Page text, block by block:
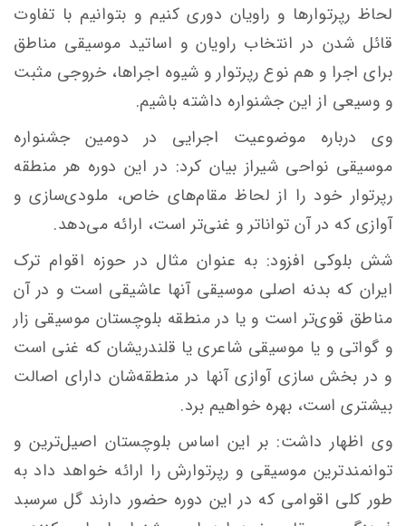
لحاظ رپرتوارها و راویان دوری کنیم و بتوانیم با تفاوت
قائل شدن در انتخاب راویان و اساتید موسیقی مناطق
برای اجرا و هم نوع رپرتوار و شیوه اجراها، خروجی مثبت
و وسیعی از این جشنواره داشته باشیم.
وی درباره موضوعیت اجرایی در دومین جشنواره
موسیقی نواحی شیراز بیان کرد: در این دوره هر منطقه
رپرتوار خود را از لحاظ مقام‌های خاص، ملودی‌سازی و
آوازی که در آن تواناتر و غنی‌تر است، ارائه می‌دهد.
شش بلوکی افزود: به عنوان مثال در حوزه اقوام ترک
ایران که بدنه اصلی موسیقی آنها عاشیقی است و در آن
مناطق قوی‌تر است و یا در منطقه بلوچستان موسیقی زار
و گواتی و یا موسیقی شاعری یا قلندریشان که غنی است
و در بخش سازی آوازی آنها در منطقه‌شان دارای اصالت
بیشتری است، بهره خواهیم برد.
وی اظهار داشت: بر این اساس بلوچستان اصیل‌ترین و
توانمندترین موسیقی و رپرتوارش را ارائه خواهد داد به
طور کلی اقوامی که در این دوره حضور دارند گل سرسبد